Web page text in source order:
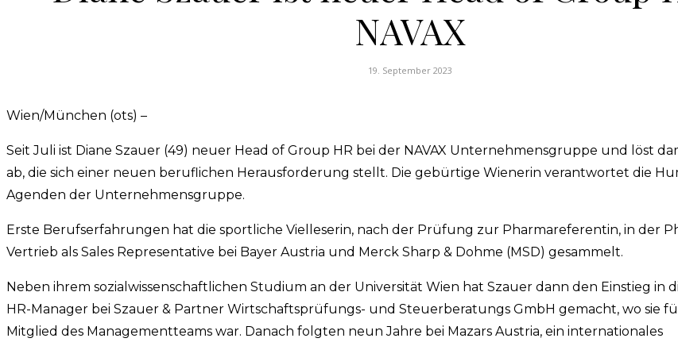
NAVAX
19. September 2023
Wien/München (ots) –
Seit Juli ist Diane Szauer (49) neuer Head of Group HR bei der NAVAX Unternehmensgruppe und löst
ab, die sich einer neuen beruflichen Herausforderung stellt. Die gebürtige Wienerin verantwortet die
Agenden der Unternehmensgruppe.
Erste Berufserfahrungen hat die sportliche Vielleserin, nach der Prüfung zur Pharmareferentin, in der
Vertrieb als Sales Representative bei Bayer Austria und Merck Sharp & Dohme (MSD) gesammelt.
Neben ihrem sozialwissenschaftlichen Studium an der Universität Wien hat Szauer dann den Einstieg in
HR-Manager bei Szauer & Partner Wirtschaftsprüfungs- und Steuerberatungs GmbH gemacht, wo sie
Mitglied des Managementteams war. Danach folgten neun Jahre bei Mazars Austria, ein internationales